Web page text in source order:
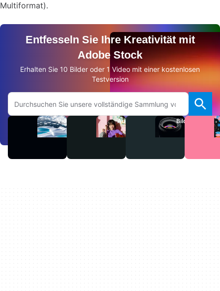
Multiformat).
Entfesseln Sie Ihre Kreativität mit
Adobe Stock
Erhalten Sie 10 Bilder oder 1 Video mit einer kostenlosen
Testversion
Auf Adobe.com suchen
Videos Audio Bilder